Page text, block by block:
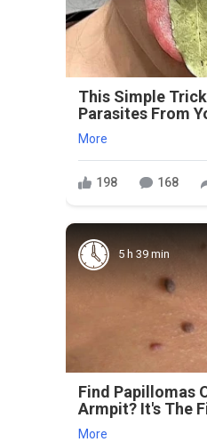
This Simple
Parasites From
More
198 168
5 h 39 min
Find Papillomas
Armpit? It's The
More